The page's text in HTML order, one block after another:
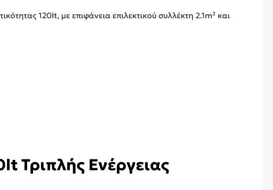
120lt, με επιφάνεια επιλεκτικού συλλέκτη 2.1m² και
Τριπλής Ενέργειας